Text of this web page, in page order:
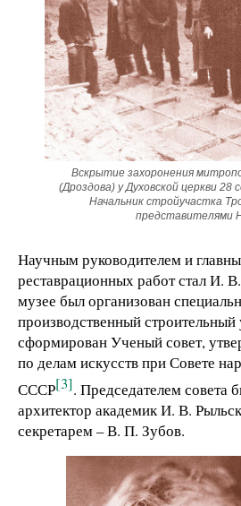
Вскрытие захоронения
(Дроздова) у Духовской церкви 28
Начальник стройучастка
представителями
Научным руководителем и
реставрационных работ стал И.
музее был организован
производственный строительный
сформирован Ученый совет,
по делам искусств при Совете
СССР[3]. Председателем совета
архитектор академик И. В.
секретарем – В. П. Зубов.